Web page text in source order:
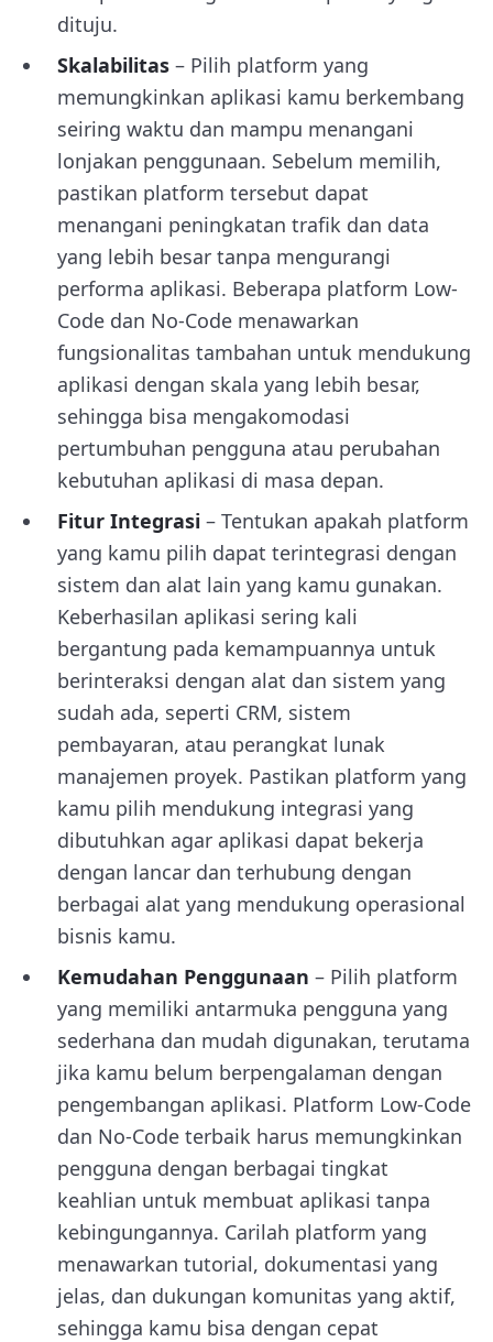
dituju.
Skalabilitas – Pilih platform yang
memungkinkan aplikasi kamu berkembang
seiring waktu dan mampu menangani
lonjakan penggunaan. Sebelum memilih,
pastikan platform tersebut dapat
menangani peningkatan trafik dan data
yang lebih besar tanpa mengurangi
performa aplikasi. Beberapa platform Low-
Code dan No-Code menawarkan
fungsionalitas tambahan untuk mendukung
aplikasi dengan skala yang lebih besar,
sehingga bisa mengakomodasi
pertumbuhan pengguna atau perubahan
kebutuhan aplikasi di masa depan.
Fitur Integrasi – Tentukan apakah platform
yang kamu pilih dapat terintegrasi dengan
sistem dan alat lain yang kamu gunakan.
Keberhasilan aplikasi sering kali
bergantung pada kemampuannya untuk
berinteraksi dengan alat dan sistem yang
sudah ada, seperti CRM, sistem
pembayaran, atau perangkat lunak
manajemen proyek. Pastikan platform yang
kamu pilih mendukung integrasi yang
dibutuhkan agar aplikasi dapat bekerja
dengan lancar dan terhubung dengan
berbagai alat yang mendukung operasional
bisnis kamu.
Kemudahan Penggunaan – Pilih platform
yang memiliki antarmuka pengguna yang
sederhana dan mudah digunakan, terutama
jika kamu belum berpengalaman dengan
pengembangan aplikasi. Platform Low-Code
dan No-Code terbaik harus memungkinkan
pengguna dengan berbagai tingkat
keahlian untuk membuat aplikasi tanpa
kebingungannya. Carilah platform yang
menawarkan tutorial, dokumentasi yang
jelas, dan dukungan komunitas yang aktif,
sehingga kamu bisa dengan cepat